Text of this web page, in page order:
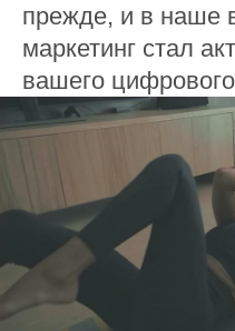
прежде, и в наше
маркетинг стал
вашего